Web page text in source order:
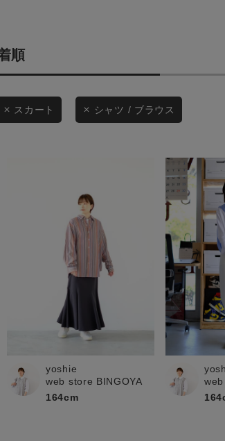
スタイリングから探す
WEB限定アイテムを探す
お知らせ・ご利用ガイド
ご利用ガイド
ギフトラッピング
お問い合わせ
セール価格
この条件で絞り込む
順
スカート シャツ / ブラウス
yoshie
web store BINGOYA
164cm